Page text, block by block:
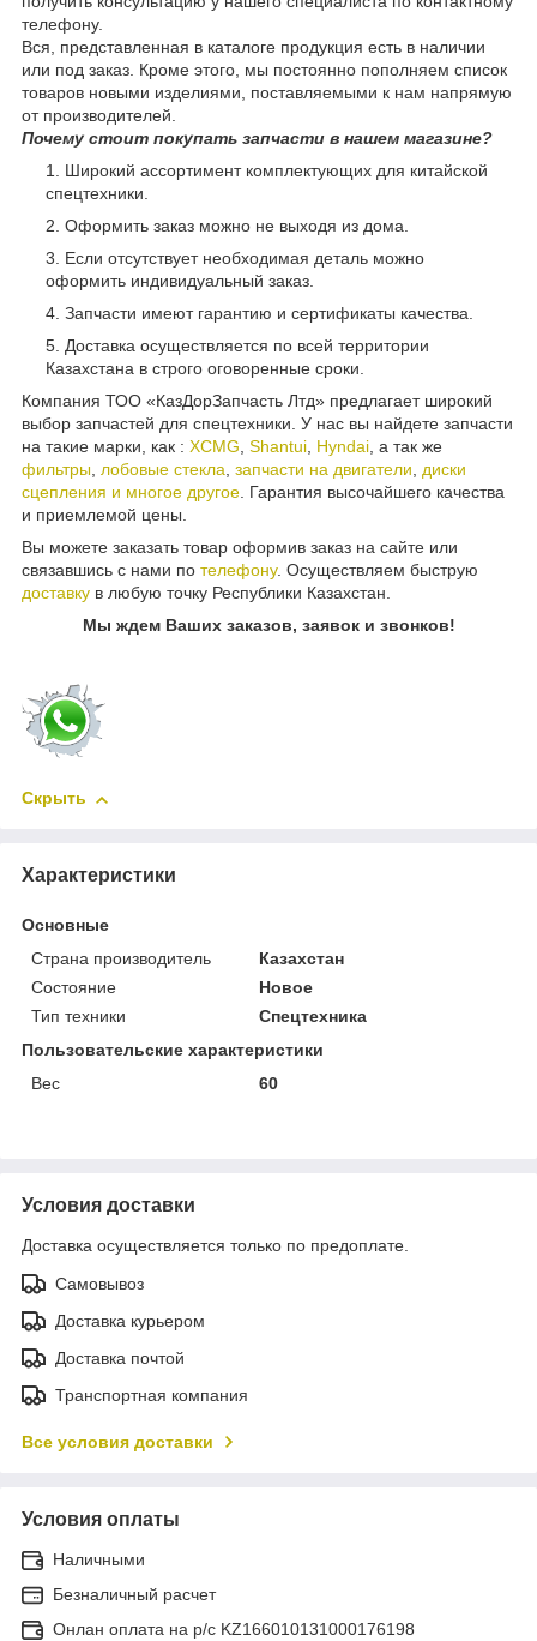
телефону.
Вся, представленная в каталоге продукция есть в наличии
или под заказ. Кроме этого, мы постоянно пополняем список
товаров новыми изделиями, поставляемыми к нам напрямую
от производителей.
Почему стоит покупать запчасти в нашем магазине?
Широкий ассортимент комплектующих для китайской
спецтехники.
Оформить заказ можно не выходя из дома.
Если отсутствует необходимая деталь можно
оформить индивидуальный заказ.
Запчасти имеют гарантию и сертификаты качества.
Доставка осуществляется по всей территории
Казахстана в строго оговоренные сроки.
Компания ТОО «КазДорЗапчасть Лтд» предлагает широкий
выбор запчастей для спецтехники. У нас вы найдете запчасти
на такие марки, как : XCMG, Shantui, Hyndai, а так же
фильтры, лобовые стекла, запчасти на двигатели, диски
сцепления и многое другое. Гарантия высочайшего качества
и приемлемой цены.
Вы можете заказать товар оформив заказ на сайте или
связавшись с нами по телефону. Осуществляем быструю
доставку в любую точку Республики Казахстан.
Мы ждем Ваших заказов, заявок и звонков!
Скрыть
Характеристики
Основные
Страна производитель
Казахстан
Состояние
Новое
Тип техники
Спецтехника
Пользовательские характеристики
Вес
60
Условия доставки
Доставка осуществляется только по предоплате.
Самовывоз
Доставка курьером
Доставка почтой
Транспортная компания
Все условия доставки
Условия оплаты
Наличными
Безналичный расчет
Онлан оплата на р/с KZ166010131000176198